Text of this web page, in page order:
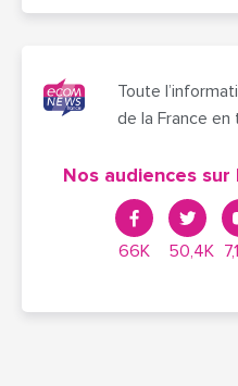
Toute
de la France en
Nos audiences
66K 50,4K